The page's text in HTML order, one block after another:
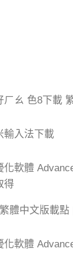
ㄏㄠ 色8下載
輸入法下載
化軟體
得
體中文版載
化軟體